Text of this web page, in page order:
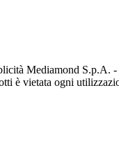
Mediamond S.p.A.
è vietata ogni